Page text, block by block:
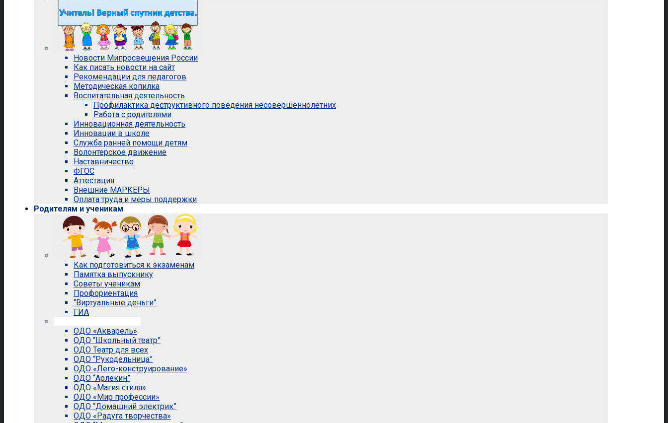
Новости Мипросвещения России
Как писать новости на сайт
Рекомендации для педагогов
Методическая копилка
Воспитательная деятельность
Профилактика деструктивного поведения несовершеннолетних
Работа с родителями
Инновационная деятельность
Инновации в школе
Служба ранней помощи детям
Волонтерское движение
Наставничество
ФГОС
Аттестация
Внешние МАРКЕРЫ
Оплата труда и меры поддержки
Родителям и ученикам
Как подготовиться к экзаменам
Памятка выпускнику
Советы ученикам
Профориентация
“Виртуальные деньги”
ГИА
ОДО «Акварель»
ОДО “Школьный театр”
ОДО Театр для всех
ОДО “Рукодельница”
ОДО «Лего-конструирование»
ОДО “Арлекин”
ОДО «Магия стиля»
ОДО «Мир профессии»
ОДО “Домашний электрик”
ОДО «Радуга творчества»